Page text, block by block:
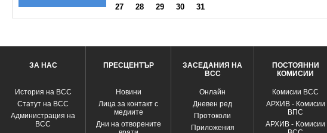
27
28 29 30 31
ЗА НАС
История на ВСС
Статут на ВСС
Администрация на
ВСС
ПРЕСЦЕНТЪР
Новини
Лица за контакт с
медиите
Дни на отворените
ЗАСЕДАНИЯ НА
ВСС
Oнлайн
Дневен ред
Протоколи
Приложения
ПОСТОЯННИ
КОМИСИИ
Комисии ВСС
АРХИВ - Комисии
ВПС
АРХИВ - Kомисии